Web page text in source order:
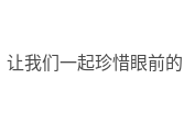
我们一起珍惜眼前的